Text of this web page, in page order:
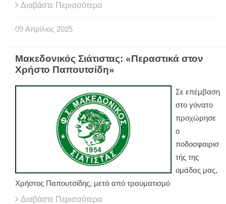
Διαβάστε Περισσότερα
09 Απρίλιος 2025
Μακεδονικός Σιάτιστας: «Περαστικά στον
Χρήστο Παπουτσίδη»
Σε επέμβαση
στο γόνατο
προχώρησε
ο
ποδοσφαιρισ
τής της
ομάδας μας,
Χρήστος Παπουτσίδης, μετά από τραυματισμό
Διαβάστε Περισσότερα